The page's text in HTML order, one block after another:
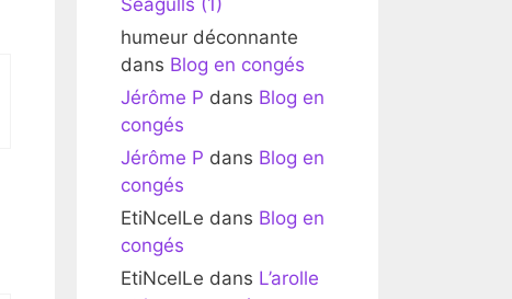
humeur déconnante
dans Blog en congés
Jérôme P dans Blog en
congés
Jérôme P dans Blog en
congés
EtiNcelLe dans Blog en
congés
EtiNcelLe dans L’arolle